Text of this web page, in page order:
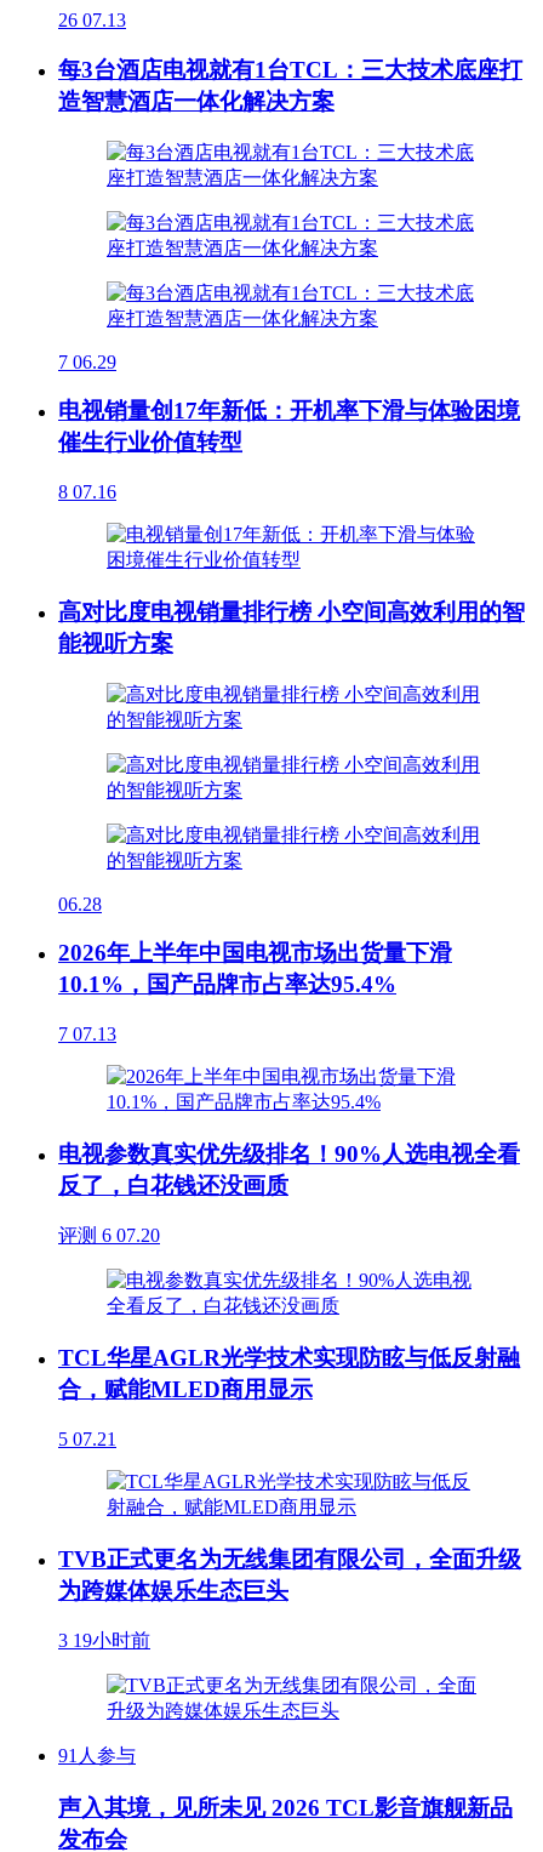
26 07.13
每3台酒店电视就有1台TCL：三大技术底座打
造智慧酒店一体化解决方案
7 06.29
电视销量创17年新低：开机率下滑与体验困境
催生行业价值转型
8 07.16
高对比度电视销量排行榜 小空间高效利用的智
能视听方案
06.28
2026年上半年中国电视市场出货量下滑
10.1%，国产品牌市占率达95.4%
7 07.13
电视参数真实优先级排名！90%人选电视全看
反了，白花钱还没画质
评测 6 07.20
TCL华星AGLR光学技术实现防眩与低反射融
合，赋能MLED商用显示
5 07.21
TVB正式更名为无线集团有限公司，全面升级
为跨媒体娱乐生态巨头
3 19小时前
91人参与
声入其境，见所未见 2026 TCL影音旗舰新品
发布会